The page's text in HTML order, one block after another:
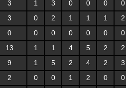
3 1 3 0 0 0
0
3 0 2 1 1 1
2
0 0 0 0 0 0
0
13 1 1 4 5 2
2
9 1 5 2 4 2
3
2 0 0 1 2 0
0